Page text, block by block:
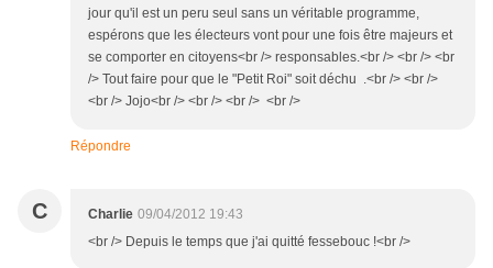
jour qu'il est un peru seul sans un véritable programme,
espérons que les électeurs vont pour une fois être majeurs et
se comporter en citoyens<br /> responsables.<br /> <br /> <br
/> Tout faire pour que le "Petit Roi" soit déchu .<br /> <br />
<br /> Jojo<br /> <br /> <br /> <br />
Répondre
C Charlie 09/04/2012 19:43
<br /> Depuis le temps que j'ai quitté fessebouc !<br />